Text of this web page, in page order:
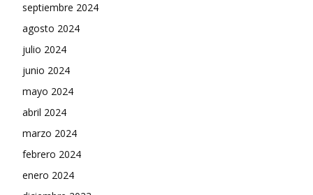
septiembre 2024
agosto 2024
julio 2024
junio 2024
mayo 2024
abril 2024
marzo 2024
febrero 2024
enero 2024